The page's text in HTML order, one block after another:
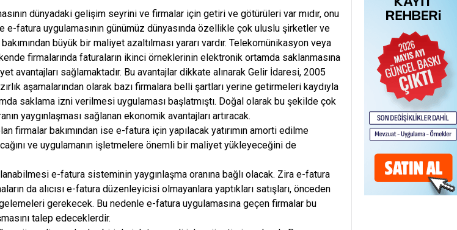
dünyadaki gelişim seyrini ve firmalar için getiri ve götürüleri var mıdır, onu
e-fatura uygulamasının günümüz dünyasında özellikle çok uluslu şirketler ve
büyük bir maliyet azaltılması yararı vardır. Telekomünikasyon veya
firmalarında faturaların ikinci örneklerinin elektronik ortamda saklanmasına
avantajları sağlamaktadır. Bu avantajlar dikkate alınarak Gelir İdaresi, 2005
aşamalarından olarak bazı firmalara belli şartları yerine getirmeleri kaydıyla
saklama izni verilmesi uygulaması başlatmıştı. Doğal olarak bu şekilde çok
yaygınlaşması sağlanan ekonomik avantajları artıracak.
firmalar bakımından ise e-fatura için yapılacak yatırımın amorti edilme
ve uygulamanın işletmelere önemli bir maliyet yükleyeceğini de
e-fatura sisteminin yaygınlaşma oranına bağlı olacak. Zira e-fatura
da alıcısı e-fatura düzenleyicisi olmayanlara yaptıkları satışları, önceden
gerekecek. Bu nedenle e-fatura uygulamasına geçen firmalar bu
talep edeceklerdir.